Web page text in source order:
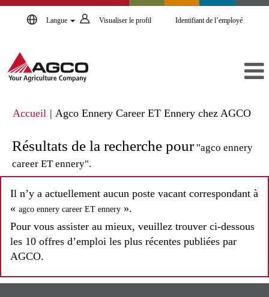
Langue Visualiser le profil Identifiant de l’employé
Accueil | Agco Ennery Career ET Ennery chez AGCO
Résultats de la recherche pour"agco ennery
career ET ennery".
Il n’y a actuellement aucun poste vacant correspondant à
« agco ennery career ET ennery ».
Pour vous assister au mieux, veuillez trouver ci-dessous
les 10 offres d’emploi les plus récentes publiées par
AGCO.